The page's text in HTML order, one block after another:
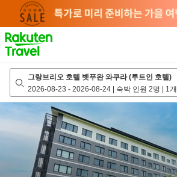
page
그랑브리오 호텔 벳푸완 와쿠라 (루트인 호텔)
2026-08-23 - 2026-08-24 | 숙박 인원 2명 | 1개